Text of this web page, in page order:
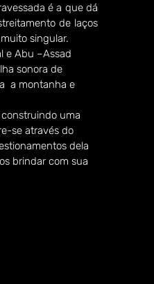
é a que dá
de laços
singular.
e Abu –Assad
sonora de
a montanha e
uma
se através do
dela
brindar com sua